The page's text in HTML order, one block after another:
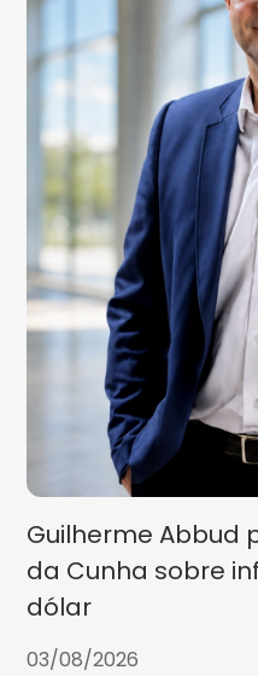
Guilherme Abbud
da Cunha sobre
dólar
03/08/2026